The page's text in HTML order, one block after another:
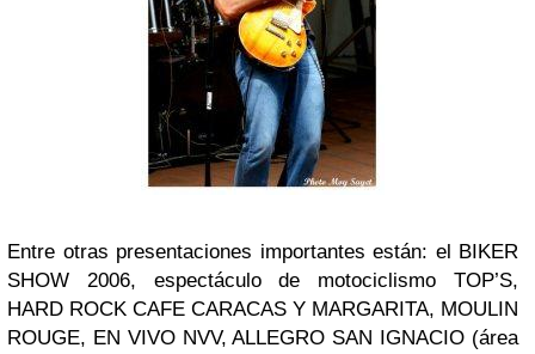
Entre otras presentaciones importantes están: el BIKER
SHOW 2006, espectáculo de motociclismo TOP’S,
HARD ROCK CAFE CARACAS Y MARGARITA, MOULIN
ROUGE, EN VIVO NVV, ALLEGRO SAN IGNACIO (área